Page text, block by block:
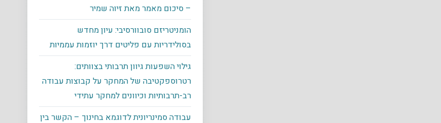
– סיכום מאמר מאת זיוה שמיר
הומניטריזם סובוורסיבי: עיון מחדש
בסולידריות עם פליטים דרך יוזמות עממיות
גילוי השפעות גיוון תרבותי בצוותים:
רטרוספקטיבה של המחקר על קבוצות עבודה
רב-תרבותיות וכיוונים למחקר עתידי
עבודה סמינריונית לדוגמא בחינוך – הקשר בין